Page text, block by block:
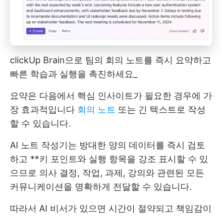
clickUp Brain으로 팀의 회의 노트를 즉시 요약하고
빠른 학습과 실행을 촉진하세요_
요약은 다음에서 핵심 인사이트가 필요한 경우에 가
장 효과적입니다 회의 노트 또는 긴 텍스트로 작성
할 수 있습니다.
AI 노트 작성기는 방대한 양의 데이터를 즉시 검토
하고 **키 포인트와 실행 항목을 강조 표시할 수 있
으므로 의사 결정, 작업, 과제, 강의와 관련된 모든
커뮤니케이션을 명확하게 전달할 수 있습니다.
따라서 AI 비서가 있으면 시간이 절약되고 책임감이